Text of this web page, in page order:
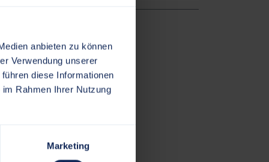
anbieten zu können
Verwendung unserer
diese Informationen
Rahmen Ihrer Nutzung
Marketing